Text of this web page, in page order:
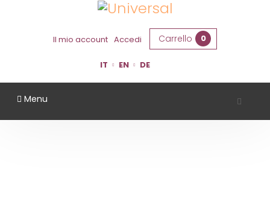
Il mio account Accedi Carrello 0
IT EN DE
Menu